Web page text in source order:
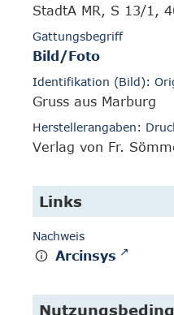
StadtA MR, S 13/1,
Gattungsbegriff
Bild/Foto
Identifikation (Bild):
Gruss aus Marburg
Herstellerangaben:
Verlag von Fr.
Links
Nachweis
Arcinsys